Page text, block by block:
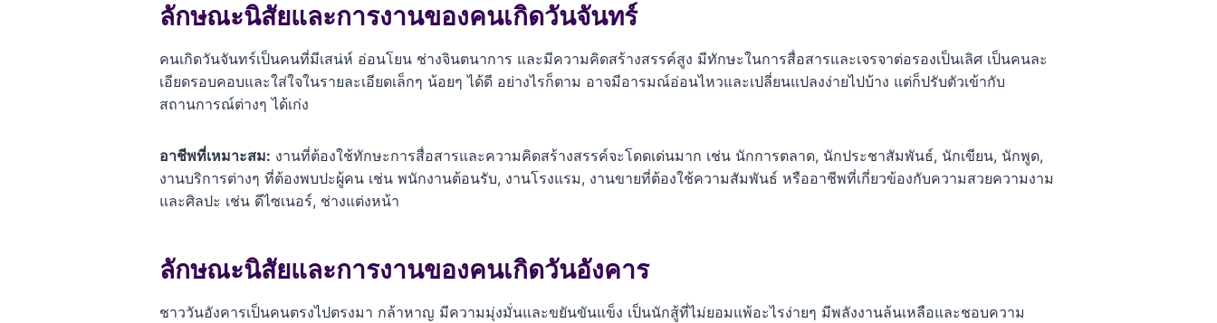
ลักษณะนิสัยและการงานของคนเกิดวันจันทร์
คนเกิดวันจันทร์เป็นคนที่มีเสน่ห์ อ่อนโยน ช่างจินตนาการ และมีความคิดสร้างสรรค์สูง มีทักษะในการสื่อสารและเจรจาต่อรองเป็นเลิศ เป็นคนละ
เอียดรอบคอบและใส่ใจในรายละเอียดเล็กๆ น้อยๆ ได้ดี อย่างไรก็ตาม อาจมีอารมณ์อ่อนไหวและเปลี่ยนแปลงง่ายไปบ้าง แต่ก็ปรับตัวเข้ากับ
สถานการณ์ต่างๆ ได้เก่ง
อาชีพที่เหมาะสม: งานที่ต้องใช้ทักษะการสื่อสารและความคิดสร้างสรรค์จะโดดเด่นมาก เช่น นักการตลาด, นักประชาสัมพันธ์, นักเขียน, นักพูด,
งานบริการต่างๆ ที่ต้องพบปะผู้คน เช่น พนักงานต้อนรับ, งานโรงแรม, งานขายที่ต้องใช้ความสัมพันธ์ หรืออาชีพที่เกี่ยวข้องกับความสวยความงาม
และศิลปะ เช่น ดีไซเนอร์, ช่างแต่งหน้า
ลักษณะนิสัยและการงานของคนเกิดวันอังคาร
ชาววันอังคารเป็นคนตรงไปตรงมา กล้าหาญ มีความมุ่งมั่นและขยันขันแข็ง เป็นนักสู้ที่ไม่ยอมแพ้อะไรง่ายๆ มีพลังงานล้นเหลือและชอบความ